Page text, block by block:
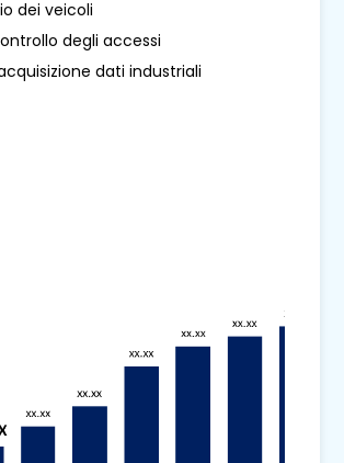
dei veicoli
degli accessi
dati industriali